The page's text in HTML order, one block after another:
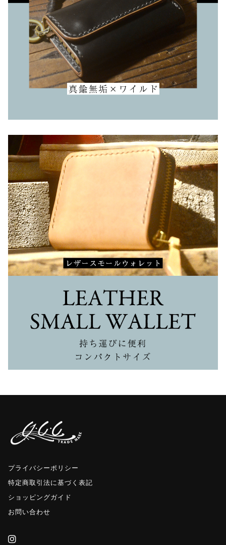
プライバシーポリシー
特定商取引法に基づく表記
ショッピングガイド
お問い合わせ
レザー小物
受注生産時、選択可能品
レザーロングウォレット